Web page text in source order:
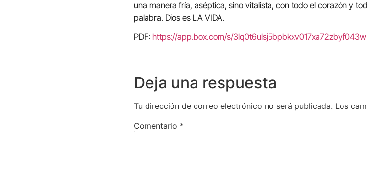
una manera fría, aséptica, sino vitalista, con todo el corazón y
palabra. Dios es LA VIDA.
PDF: https://app.box.com/s/3lq0t6ulsj5bpbkxv017xa72zbyf043w
Deja una respuesta
Tu dirección de correo electrónico no será publicada. Los
Comentario *